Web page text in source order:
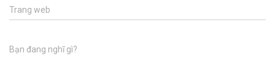
Trang web
Bạn đang nghĩ gì?